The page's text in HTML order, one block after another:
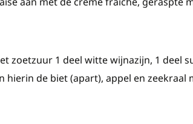
zoetzuur 1 deel witte wijnazijn, 1 deel
hierin de biet (apart), appel en zeekraal